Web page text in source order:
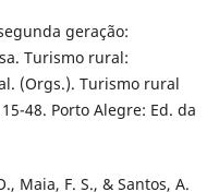
geração:
Turismo rural:
(Orgs.). Turismo rural
48. Porto Alegre: Ed. da
Maia, F. S., & Santos, A.